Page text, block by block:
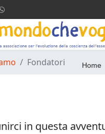
Home
Fondatori
in questa